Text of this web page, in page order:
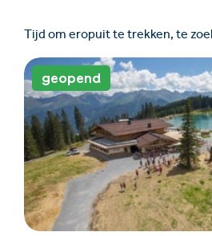
Tijd om eropuit te trekken, te
geopend